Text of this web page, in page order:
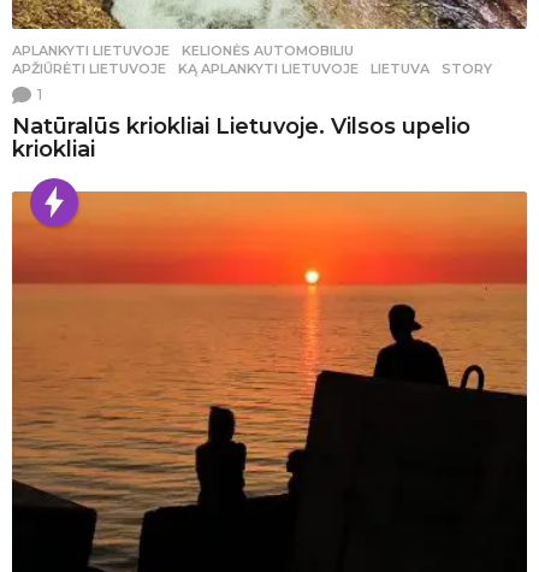
APLANKYTI LIETUVOJE ,KELIONĖS AUTOMOBILIU
APŽIŪRĖTI LIETUVOJE
,KĄ APLANKYTI LIETUVOJE ,LIETUVA ,STORY
1
Natūralūs kriokliai Lietuvoje. Vilsos upelio
kriokliai